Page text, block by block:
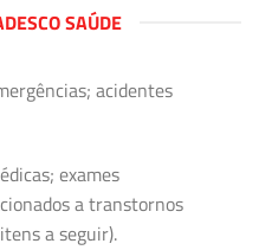
SAÚDE
acidentes
exames
a transtornos
a seguir).